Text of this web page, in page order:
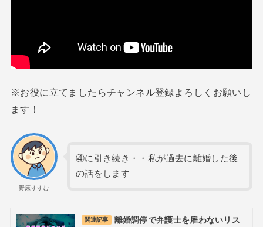
※お役に立てましたらチャンネル登録よろしくお願いし
ます！
野原すすむ
④に引き続き・・私が過去に離婚した後
の話をします
関連記事
離婚調停で弁護士を雇わないリス